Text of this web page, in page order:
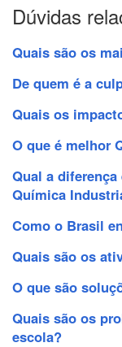
Dúvidas
Quais são os
De quem é a
Quais os
O que é melhor
Qual a
Química
Como o Brasil
Quais são os
O que são
Quais são os
escola?